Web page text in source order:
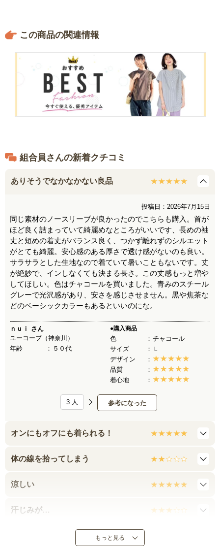
この商品の関連情報
組合員さんの新着クチコミ
ありそうでなかなかない良品
投稿日：2026年7月15日
同じ素材のノースリーブが良かったのでこちらも購入。首が
ほど良く詰まっていて綺麗めなところがいいです、長めの袖
丈と短めの着丈がバランス良く、つかず離れずのシルエット
がとても綺麗。安心感のある厚さで透け感がないのも良い。
サラサラとした生地なので着ていて暑いこともないです。丈
が絶妙で、インしなくても決まる長さ。この丈感もっと増や
してほしい。色はチャコールを買いました。青みのスチール
グレーで光沢感があり、安さを感じさせません。黒や焦茶な
どのベーシックカラーもあるといいのにな。
ｎｕｉ
さん
ユーコープ（神奈川）
年齢
５０代
●購入商品
色
チャコール
サイズ
Ｌ
デザイン
品質
着心地
参考になった
3 人
オンにもオフにも着られる！
体の線を拾ってしまう
涼しい
汗じみが…
もっと見る